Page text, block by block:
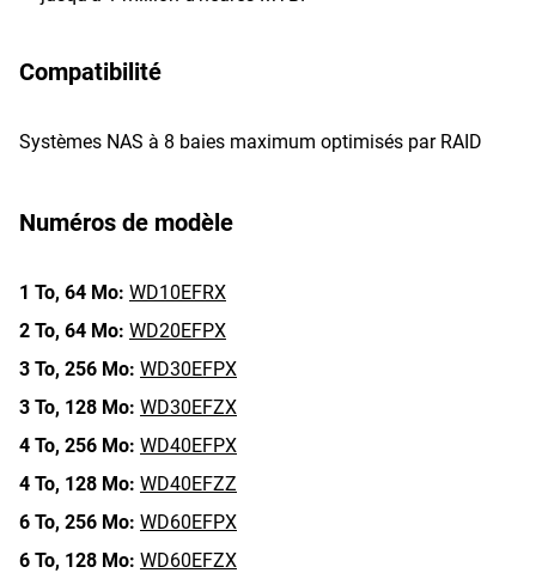
Compatibilité
Systèmes NAS à 8 baies maximum optimisés par RAID
Numéros de modèle
1 To, 64 Mo: WD10EFRX
2 To, 64 Mo: WD20EFPX
3 To, 256 Mo: WD30EFPX
3 To, 128 Mo: WD30EFZX
4 To, 256 Mo: WD40EFPX
4 To, 128 Mo: WD40EFZZ
6 To, 256 Mo: WD60EFPX
6 To, 128 Mo: WD60EFZX